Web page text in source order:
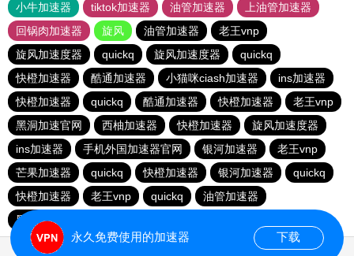
小牛加速器
tiktok加速器 油管加速器
上油管加速器
回锅肉加速器
旋风 油管加速器
老王vnp
旋风加速度器
quickq 旋风加速度器
quickq
快橙加速器
酷通加速器 小猫咪ciash加速器
ins加速器
快橙加速器
quickq 酷通加速器 快橙加速器
老王vnp
黑洞加速官网
西柚加速器 快橙加速器
旋风加速度器
ins加速器
手机外国加速器官网 银河加速器
老王vnp
芒果加速器
quickq 快橙加速器 银河加速器
quickq
快橙加速器
老王vnp quickq
油管加速器
黑洞加速官网
永久免费使用的加速器 下载